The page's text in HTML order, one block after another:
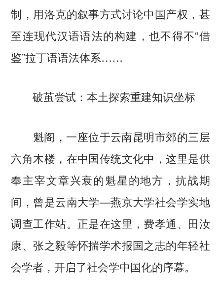
制，用洛克的叙事方式讨论中国产权，甚
至连现代汉语语法的构建，也不得不“借
鉴”拉丁语语法体系……
破茧尝试：本土探索重建知识坐标
魁阁，一座位于云南昆明市郊的三层
六角木楼，在中国传统文化中，这里是供
奉主宰文章兴衰的魁星的地方，抗战期
间，曾是云南大学—燕京大学社会学实地
调查工作站。正是在这里，费孝通、田汝
康、张之毅等怀揣学术报国之志的年轻社
会学者，开启了社会学中国化的序幕。